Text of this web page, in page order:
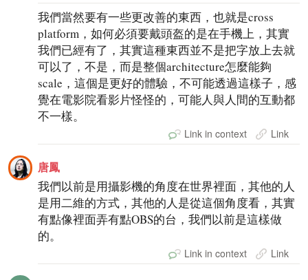
我們當然要有一些更改善的東西，也就是cross
platform，如何必須要戴頭盔的是在手機上，其實
我們已經有了，其實這種東西並不是把字放上去就
可以了，不是，而是整個architecture怎麼能夠
scale，這個是更好的體驗，不可能透過這樣子，感
覺在電影院看影片怪怪的，可能人與人間的互動都
不一樣。
Link in context Link
唐鳳
我們以前是用攝影機的角度在世界裡面，其他的人
是用二維的方式，其他的人是從這個角度看，其實
有點像裡面弄有點OBS的台，我們以前是這樣做
的。
Link in context Link